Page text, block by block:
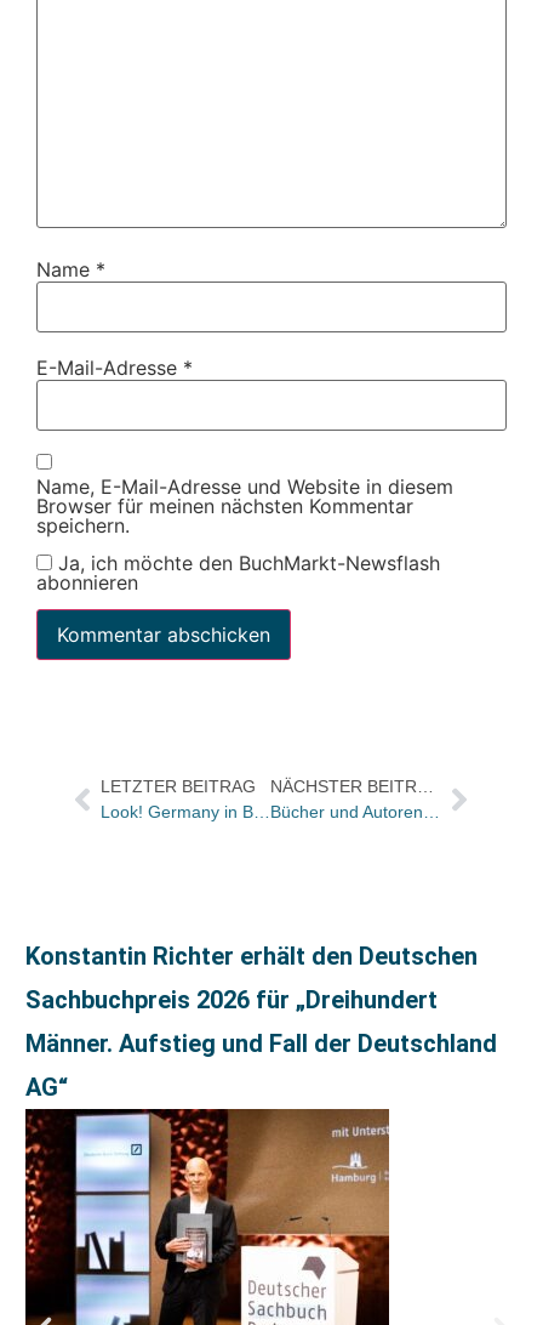
Name *
E-Mail-Adresse *
Name, E-Mail-Adresse und Website in diesem
Browser für meinen nächsten Kommentar
speichern.
Ja, ich möchte den BuchMarkt-Newsflash
abonnieren
LETZTER BEITRAG
Look! Germany in Bologna: Stefanie Harjes
NÄCHSTER BEITRAG
Bücher und Autoren am Samstag in der „Literarischen Welt“
Konstantin Richter erhält den Deutschen
Sachbuchpreis 2026 für „Dreihundert
Männer. Aufstieg und Fall der Deutschland
AG“